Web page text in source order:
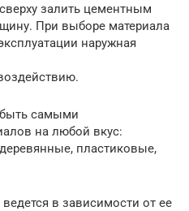
залить цементным
При выборе материала
наружная
быть самыми
на любой вкус:
пластиковые,
в зависимости от ее